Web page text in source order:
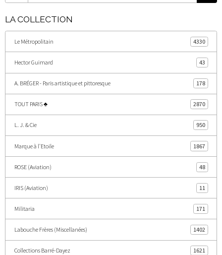
LA COLLECTION
Le Métropolitain 4330
Hector Guimard 43
A. BRÉGER - Paris artistique et pittoresque 178
TOUT PARIS ♣ 2870
L. J. & Cie 950
Marque à l'Etoile 1867
ROSE (Aviation) 48
IRIS (Aviation) 11
Militaria 171
Labouche Frères (Miscellanées) 1402
Collections Barré-Dayez 1621